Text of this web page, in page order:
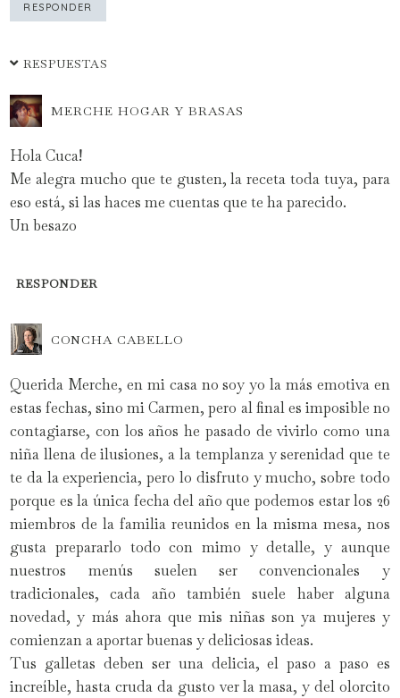
RESPONDER
RESPUESTAS
MERCHE HOGAR Y BRASAS
Hola Cuca!
Me alegra mucho que te gusten, la receta toda tuya, para
eso está, si las haces me cuentas que te ha parecido.
Un besazo
RESPONDER
CONCHA CABELLO
Querida Merche, en mi casa no soy yo la más emotiva en
estas fechas, sino mi Carmen, pero al final es imposible no
contagiarse, con los años he pasado de vivirlo como una
niña llena de ilusiones, a la templanza y serenidad que te
te da la experiencia, pero lo disfruto y mucho, sobre todo
porque es la única fecha del año que podemos estar los 26
miembros de la familia reunidos en la misma mesa, nos
gusta prepararlo todo con mimo y detalle, y aunque
nuestros menús suelen ser convencionales y
tradicionales, cada año también suele haber alguna
novedad, y más ahora que mis niñas son ya mujeres y
comienzan a aportar buenas y deliciosas ideas.
Tus galletas deben ser una delicia, el paso a paso es
increíble, hasta cruda da gusto ver la masa, y del olorcito